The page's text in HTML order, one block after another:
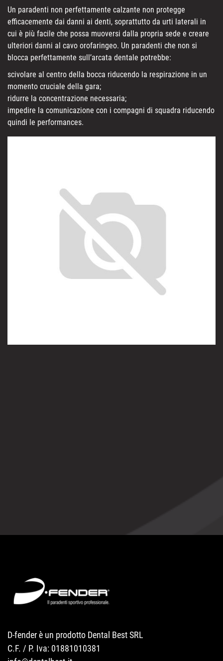
Un paradenti non perfettamente calzante non protegge
efficacemente dai danni ai denti, soprattutto da urti laterali in
cui è più facile che possa muoversi dalla propria sede e creare
ulteriori danni al cavo orofaringeo. Un paradenti che non si
blocca perfettamente sull’arcata dentale potrebbe:
scivolare al centro della bocca riducendo la respirazione in un
momento cruciale della gara;
ridurre la concentrazione necessaria;
impedire la comunicazione con i compagni di squadra riducendo
quindi le performances.
D-fender è un prodotto Dental Best SRL
C.F. / P. Iva: 01881010381